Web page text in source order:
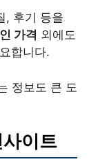
, 후기 등을
가격 외에도
합니다.
정보도 큰 도
이트